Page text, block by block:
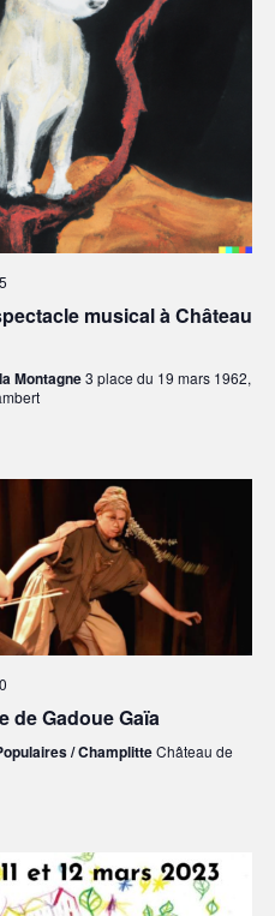
musical à Château
Montagne3 place du 19 mars 1962,
de Gadoue Gaïa
/ ChamplitteChâteau de